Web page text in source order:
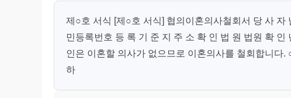
제○호 서식 [제○호 서식] 협의이혼의사철회서 당 사
민등록번호 등 록 기 준 지 주 소 확 인 법 원 법원 확
인은 이혼할 의사가 없으므로 이혼의사를 철회합니다.
하